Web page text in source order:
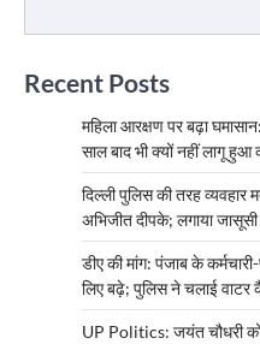
Recent Posts
महिला आरक्षण पर बढ़ा
साल बाद भी क्यों नहीं लागू हुआ
दिल्ली पुलिस की तरह व्यवहार
अभिजीत दीपके; लगाया
डीए की मांग: पंजाब के
लिए बढ़े; पुलिस ने चलाई वाटर
UP Politics: जयंत चौधरी को